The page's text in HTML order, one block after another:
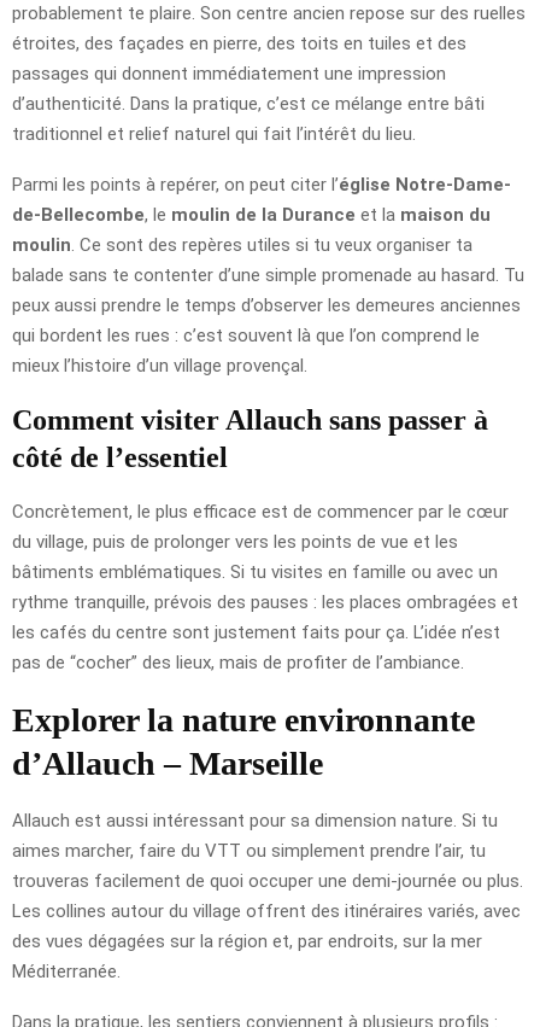
probablement te plaire. Son centre ancien repose sur des ruelles
étroites, des façades en pierre, des toits en tuiles et des
passages qui donnent immédiatement une impression
d’authenticité. Dans la pratique, c’est ce mélange entre bâti
traditionnel et relief naturel qui fait l’intérêt du lieu.
Parmi les points à repérer, on peut citer l’église Notre-Dame-
de-Bellecombe, le moulin de la Durance et la maison du
moulin . Ce sont des repères utiles si tu veux organiser ta
balade sans te contenter d’une simple promenade au hasard. Tu
peux aussi prendre le temps d’observer les demeures anciennes
qui bordent les rues : c’est souvent là que l’on comprend le
mieux l’histoire d’un village provençal.
Comment visiter Allauch sans passer à
côté de l’essentiel
Concrètement, le plus efficace est de commencer par le cœur
du village, puis de prolonger vers les points de vue et les
bâtiments emblématiques. Si tu visites en famille ou avec un
rythme tranquille, prévois des pauses : les places ombragées et
les cafés du centre sont justement faits pour ça. L’idée n’est
pas de “cocher” des lieux, mais de profiter de l’ambiance.
Explorer la nature environnante
d’Allauch – Marseille
Allauch est aussi intéressant pour sa dimension nature. Si tu
aimes marcher, faire du VTT ou simplement prendre l’air, tu
trouveras facilement de quoi occuper une demi-journée ou plus.
Les collines autour du village offrent des itinéraires variés, avec
des vues dégagées sur la région et, par endroits, sur la mer
Méditerranée.
Dans la pratique, les sentiers conviennent à plusieurs profils :